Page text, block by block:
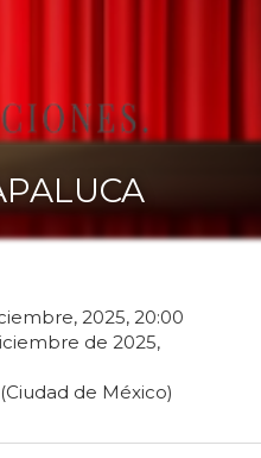
, 2025, 20:00
de 2025,
de México)